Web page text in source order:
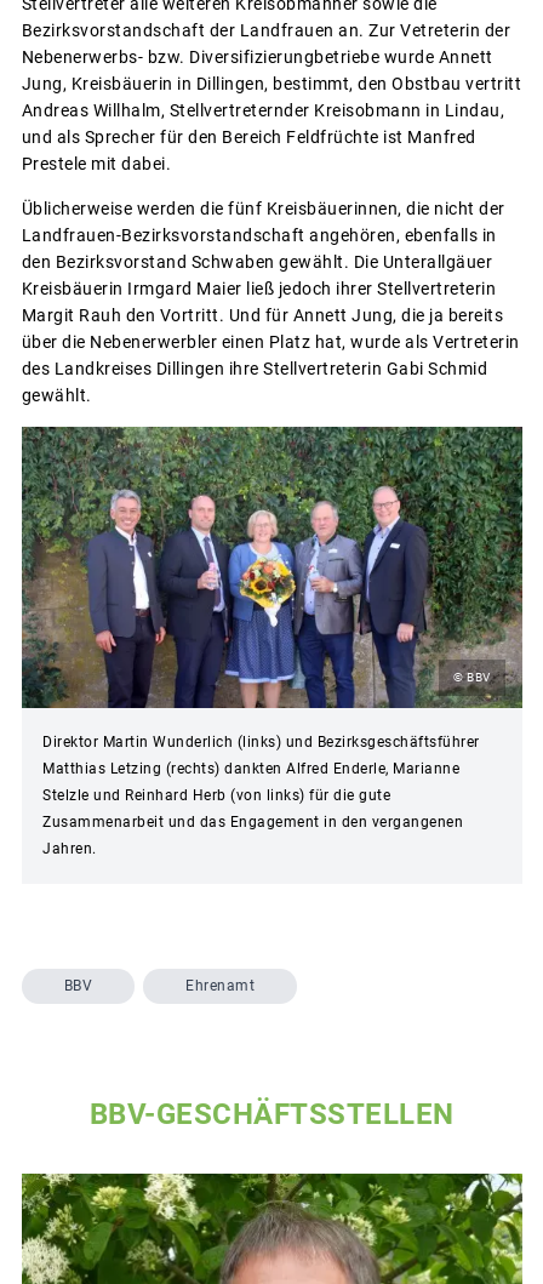
Bezirksvorstandschaft der Landfrauen an. Zur Vetreterin der
Nebenerwerbs- bzw. Diversifizierungbetriebe wurde Annett
Jung, Kreisbäuerin in Dillingen, bestimmt, den Obstbau vertritt
Andreas Willhalm, Stellvertreternder Kreisobmann in Lindau,
und als Sprecher für den Bereich Feldfrüchte ist Manfred
Prestele mit dabei.
Üblicherweise werden die fünf Kreisbäuerinnen, die nicht der
Landfrauen-Bezirksvorstandschaft angehören, ebenfalls in
den Bezirksvorstand Schwaben gewählt. Die Unterallgäuer
Kreisbäuerin Irmgard Maier ließ jedoch ihrer Stellvertreterin
Margit Rauh den Vortritt. Und für Annett Jung, die ja bereits
über die Nebenerwerbler einen Platz hat, wurde als Vertreterin
des Landkreises Dillingen ihre Stellvertreterin Gabi Schmid
gewählt.
© BBV
Direktor Martin Wunderlich (links) und Bezirksgeschäftsführer
Matthias Letzing (rechts) dankten Alfred Enderle, Marianne
Stelzle und Reinhard Herb (von links) für die gute
Zusammenarbeit und das Engagement in den vergangenen
Jahren.
BBV Ehrenamt
BBV-GESCHÄFTSSTELLEN